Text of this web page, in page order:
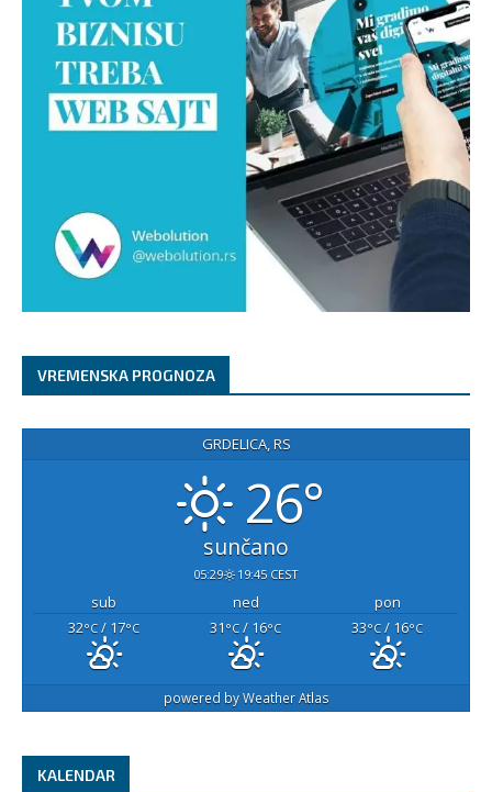
VREMENSKA PROGNOZA
GRDELICA, RS
26°
sunčano
05:29 19:45 CEST
sub ned
pon
32°C / 17°C 31 °C / 16°C 33°C / 16°C
powered byWeather Atlas
KALENDAR